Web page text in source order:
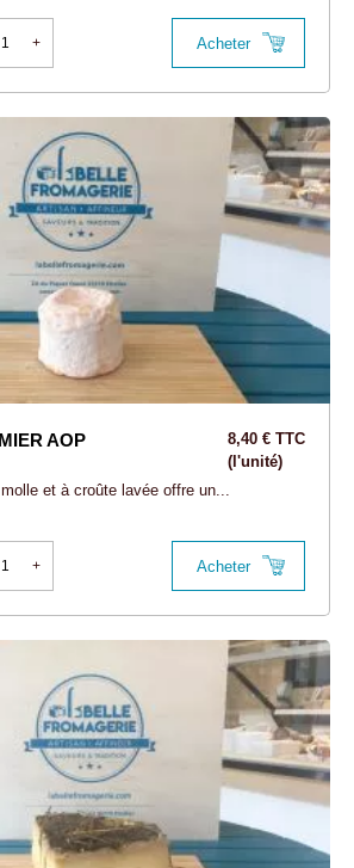
+ Acheter
AOP
8,40 € TTC
(l'unité)
et à croûte lavée offre un...
+ Acheter